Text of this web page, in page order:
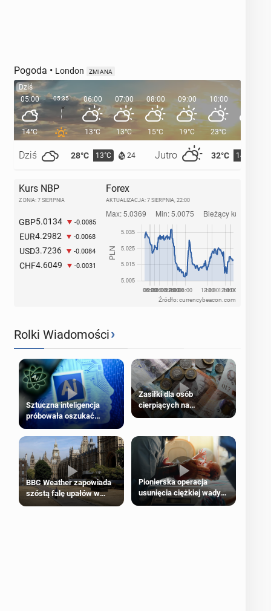
Pogoda • London ZMIANA
Dziś
05:00
14°C
Dziś 28°C 13°C 24 Jutro 32°C 14°C
05:35 06:00
13°C
07:00
13°C
08:00
15°C
09:00
19°C
10:00
23°C
11:00
Kurs NBP
Z DNIA: 7 SIERPNIA
GBP5.0134 -0.0085
EUR4.2982 -0.0068
USD3.7236 -0.0084
CHF4.6049 -0.0031
Forex
AKTUALIZACJA: 7 SIERPNIA, 22:00
Źródło: currencybeacon.com
Rolki Wiadomości›
Sztuczna inteligencja
próbowała oszukać
człowieka
Zasiłki dla osób
cierpiących na
schorzenia psychiczne
BBC Weather zapowiada
szóstą falę upałów w
Londynie
Pionierska operacja
usunięcia ciężkiej wady
wrodzonej płodu w łonie